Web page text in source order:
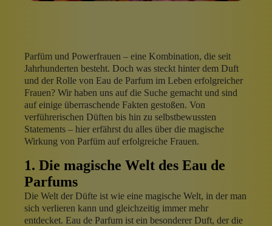
Parfüm und Powerfrauen – eine Kombination, die seit
Jahrhunderten besteht. Doch was steckt hinter dem Duft
und der Rolle von Eau de Parfum im Leben erfolgreicher
Frauen? Wir haben uns auf die Suche gemacht und sind
auf einige überraschende Fakten gestoßen. Von
verführerischen Düften bis hin zu selbstbewussten
Statements – hier erfährst du alles über die magische
Wirkung von Parfüm auf erfolgreiche Frauen.
1. Die magische Welt des Eau de
Parfums
Die Welt der Düfte ist wie eine magische Welt, in der man
sich verlieren kann und gleichzeitig immer mehr
entdecket. Eau de Parfum ist ein besonderer Duft, der die